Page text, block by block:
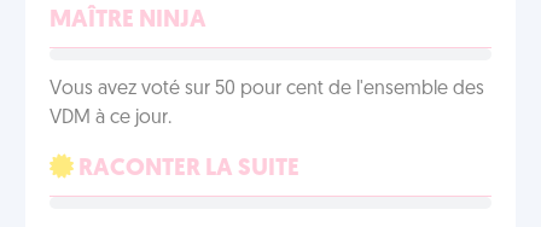
MAÎTRE NINJA
Vous avez voté sur 50 pour cent de l'ensemble des
VDM à ce jour.
RACONTER LA SUITE